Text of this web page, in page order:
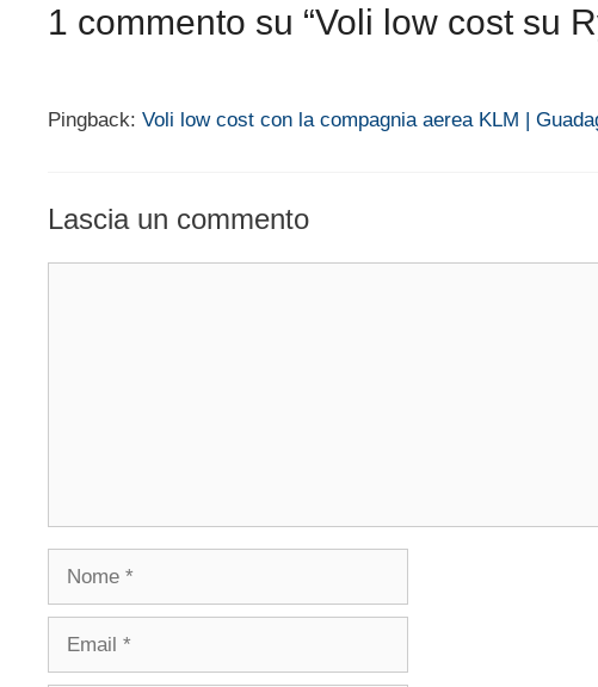
1 commento su “Voli low cost su
Pingback: Voli low cost con la compagnia aerea KLM |
Lascia un commento
Nome
Email